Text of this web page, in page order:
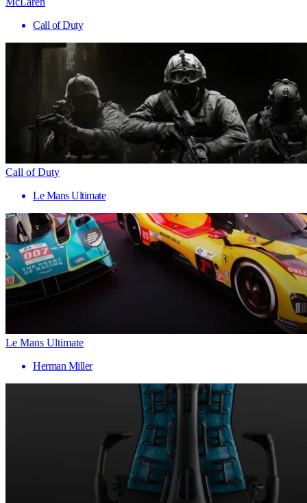
Call of Duty
Call of Duty
Le Mans Ultimate
Le Mans Ultimate
Herman Miller